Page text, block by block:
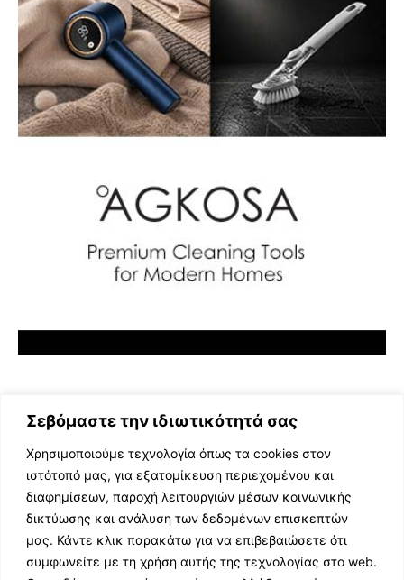
Σεβόμαστε την ιδιωτικότητά σας
Χρησιμοποιούμε τεχνολογία όπως τα cookies στον
ιστότοπό μας, για εξατομίκευση περιεχομένου και
διαφημίσεων, παροχή λειτουργιών μέσων κοινωνικής
δικτύωσης και ανάλυση των δεδομένων επισκεπτών
μας. Κάντε κλικ παρακάτω για να επιβεβαιώσετε ότι
συμφωνείτε με τη χρήση αυτής της τεχνολογίας στο web.
ΕΛΛΗΝΙΚΗ ΜΟΥΣΙΚΗ
TV SHOWS
EVENTS
ΘΕΑΤΡΟ